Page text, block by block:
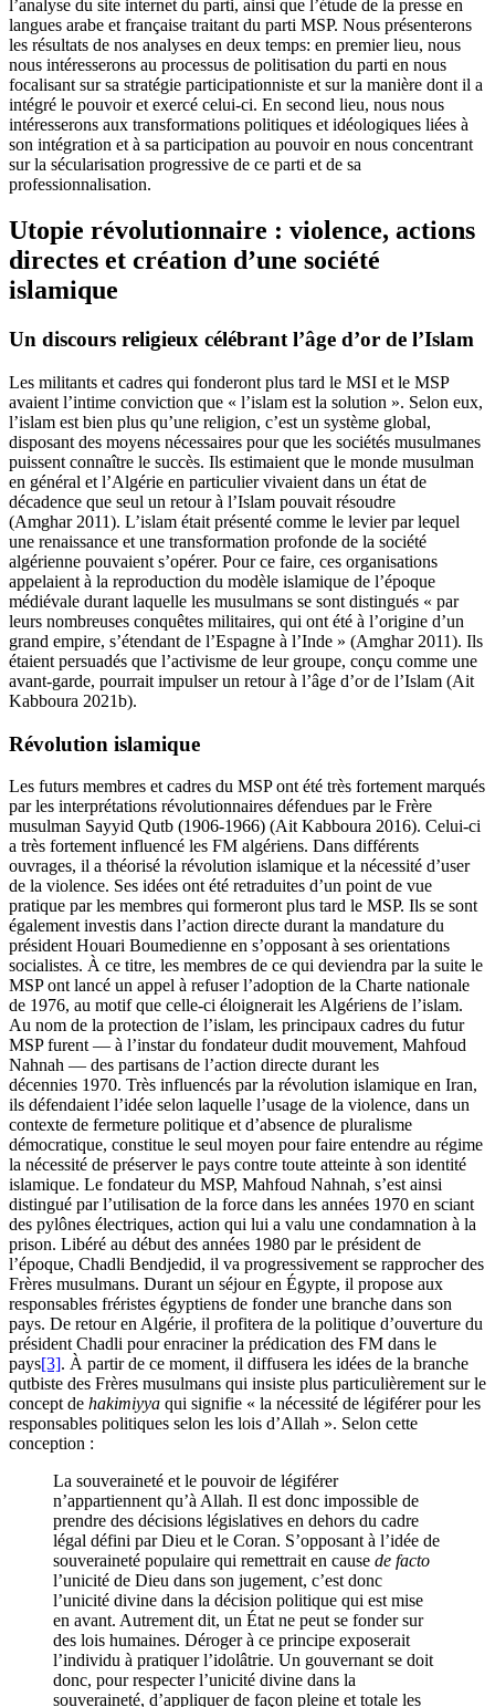
l’analyse du site internet du parti, ainsi que l’étude de la presse en
langues arabe et française traitant du parti MSP. Nous présenterons
les résultats de nos analyses en deux temps: en premier lieu, nous
nous intéresserons au processus de politisation du parti en nous
focalisant sur sa stratégie participationniste et sur la manière dont il a
intégré le pouvoir et exercé celui-ci. En second lieu, nous nous
intéresserons aux transformations politiques et idéologiques liées à
son intégration et à sa participation au pouvoir en nous concentrant
sur la sécularisation progressive de ce parti et de sa
professionnalisation.
Utopie révolutionnaire : violence, actions
directes et création d’une société
islamique
Un discours religieux célébrant l’âge d’or de l’Islam
Les militants et cadres qui fonderont plus tard le MSI et le MSP
avaient l’intime conviction que « l’islam est la solution ». Selon eux,
l’islam est bien plus qu’une religion, c’est un système global,
disposant des moyens nécessaires pour que les sociétés musulmanes
puissent connaître le succès. Ils estimaient que le monde musulman
en général et l’Algérie en particulier vivaient dans un état de
décadence que seul un retour à l’Islam pouvait résoudre
(Amghar 2011). L’islam était présenté comme le levier par lequel
une renaissance et une transformation profonde de la société
algérienne pouvaient s’opérer. Pour ce faire, ces organisations
appelaient à la reproduction du modèle islamique de l’époque
médiévale durant laquelle les musulmans se sont distingués « par
leurs nombreuses conquêtes militaires, qui ont été à l’origine d’un
grand empire, s’étendant de l’Espagne à l’Inde » (Amghar 2011). Ils
étaient persuadés que l’activisme de leur groupe, conçu comme une
avant-garde, pourrait impulser un retour à l’âge d’or de l’Islam (Ait
Kabboura 2021b).
Révolution islamique
Les futurs membres et cadres du MSP ont été très fortement marqués
par les interprétations révolutionnaires défendues par le Frère
musulman Sayyid Qutb (1906-1966) (Ait Kabboura 2016). Celui-ci
a très fortement influencé les FM algériens. Dans différents
ouvrages, il a théorisé la révolution islamique et la nécessité d’user
de la violence. Ses idées ont été retraduites d’un point de vue
pratique par les membres qui formeront plus tard le MSP. Ils se sont
également investis dans l’action directe durant la mandature du
président Houari Boumedienne en s’opposant à ses orientations
socialistes. À ce titre, les membres de ce qui deviendra par la suite le
MSP ont lancé un appel à refuser l’adoption de la Charte nationale
de 1976, au motif que celle-ci éloignerait les Algériens de l’islam.
Au nom de la protection de l’islam, les principaux cadres du futur
MSP furent — à l’instar du fondateur dudit mouvement, Mahfoud
Nahnah — des partisans de l’action directe durant les
décennies 1970. Très influencés par la révolution islamique en Iran,
ils défendaient l’idée selon laquelle l’usage de la violence, dans un
contexte de fermeture politique et d’absence de pluralisme
démocratique, constitue le seul moyen pour faire entendre au régime
la nécessité de préserver le pays contre toute atteinte à son identité
islamique. Le fondateur du MSP, Mahfoud Nahnah, s’est ainsi
distingué par l’utilisation de la force dans les années 1970 en sciant
des pylônes électriques, action qui lui a valu une condamnation à la
prison. Libéré au début des années 1980 par le président de
l’époque, Chadli Bendjedid, il va progressivement se rapprocher des
Frères musulmans. Durant un séjour en Égypte, il propose aux
responsables fréristes égyptiens de fonder une branche dans son
pays. De retour en Algérie, il profitera de la politique d’ouverture du
président Chadli pour enraciner la prédication des FM dans le
pays[3]. À partir de ce moment, il diffusera les idées de la branche
qutbiste des Frères musulmans qui insiste plus particulièrement sur le
concept de hakimiyya qui signifie « la nécessité de légiférer pour les
responsables politiques selon les lois d’Allah ». Selon cette
conception :
La souveraineté et le pouvoir de légiférer
n’appartiennent qu’à Allah. Il est donc impossible de
prendre des décisions législatives en dehors du cadre
légal défini par Dieu et le Coran. S’opposant à l’idée de
souveraineté populaire qui remettrait en cause de facto
l’unicité de Dieu dans son jugement, c’est donc
l’unicité divine dans la décision politique qui est mise
en avant. Autrement dit, un État ne peut se fonder sur
des lois humaines. Déroger à ce principe exposerait
l’individu à pratiquer l’idolâtrie. Un gouvernant se doit
donc, pour respecter l’unicité divine dans la
souveraineté, d’appliquer de façon pleine et totale les